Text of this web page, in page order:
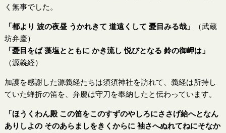
く無事でした。
「都より 波の夜昼 うかれきて 道遠くして 憂目みる哉」
（武蔵
坊弁慶）
「憂目をば 藻塩とともに かき流し 悦びとなる 鈴の御岬は」
（源義経）
加護を感謝した源義経たちは須須神社を訪れて、義経は所持し
ていた蝉折の笛を、弁慶は守刀を奉納したと伝わっています。
「ほうくわん殿 この笛をこのすずのやしろにささげ給へとなん
ありしよの そのあらましをきくからに 袖さへぬれてねにそなか